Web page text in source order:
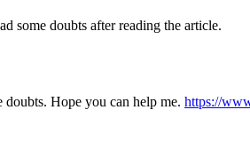
some doubts after reading the article.
Hope you can help me. https://